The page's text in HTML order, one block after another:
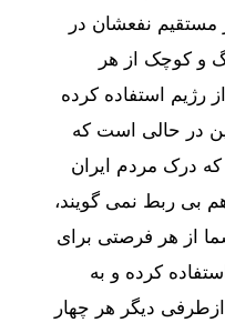
مستقیم نفعشان در
و کوچک از هر
از رژیم استفاده کرده
در حالی است که
که درک مردم
ایران
بی ربط نمی گویند،
از هر فرصتی برای
استفاده کرده و به
از طرفی دیگر هر چهار